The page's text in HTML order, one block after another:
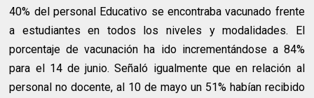
40% del personal Educativo se encontraba vacunado frente
a estudiantes en todos los niveles y modalidades. El
porcentaje de vacunación ha ido incrementándose a 84%
para el 14 de junio. Señaló igualmente que en relación al
personal no docente, al 10 de mayo un 51% habían recibido